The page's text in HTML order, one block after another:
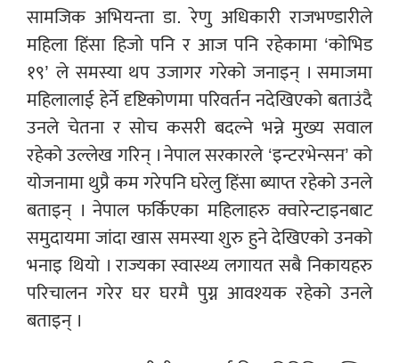
सामजिक अभियन्ता डा. रेणु अधिकारी राजभण्डारीले
महिला हिंसा हिजो पनि र आज पनि रहेकामा ‘कोभिड
१९’ ले समस्या थप उजागर गरेको जनाइन् । समाजमा
महिलालाई हेर्ने दृष्टिकोणमा परिवर्तन नदेखिएको बताउंदै
उनले चेतना र सोच कसरी बदल्ने भन्ने मुख्य सवाल
रहेको उल्लेख गरिन् । नेपाल सरकारले ‘इन्टरभेन्सन’ को
योजनामा थुप्रै कम गरेपनि घरेलु हिंसा ब्याप्त रहेको उनले
बताइन् । नेपाल फर्किएका महिलाहरु क्वारेन्टाइनबाट
समुदायमा जांदा खास समस्या शुरु हुने देखिएको उनको
भनाइ थियो । राज्यका स्वास्थ्य लगायत सबै निकायहरु
परिचालन गरेर घर घरमै पुग्न आवश्यक रहेको उनले
बताइन् ।